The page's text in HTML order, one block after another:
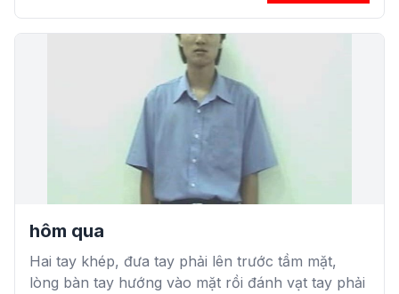
hôm qua
Hai tay khép, đưa tay phải lên trước tầm mặt,
lòng bàn tay hướng vào mặt rồi đánh vạt tay phải